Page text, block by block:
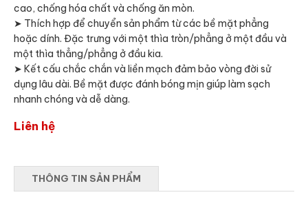
cao, chống hóa chất và chống ăn mòn.
➤ Thích hợp để chuyển sản phẩm từ các bề mặt phẳng
hoặc dính. Đặc trưng với một thìa tròn/phẳng ở một đầu và
một thìa thẳng/phẳng ở đầu kia.
➤ Kết cấu chắc chắn và liền mạch đảm bảo vòng đời sử
dụng lâu dài. Bề mặt được đánh bóng mịn giúp làm sạch
nhanh chóng và dễ dàng.
Liên hệ
THÔNG TIN SẢN PHẨM